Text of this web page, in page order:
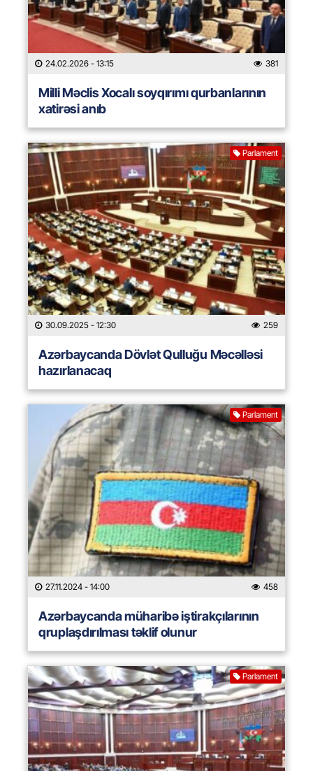
24.02.2026 - 13:15 381
Milli Məclis Xocalı soyqırımı qurbanlarının
xatirəsi anıb
Parlament
30.09.2025 - 12:30 259
Azərbaycanda Dövlət Qulluğu Məcəlləsi
hazırlanacaq
Parlament
27.11.2024 - 14:00 458
Azərbaycanda müharibə iştirakçılarının
qruplaşdırılması təklif olunur
Parlament